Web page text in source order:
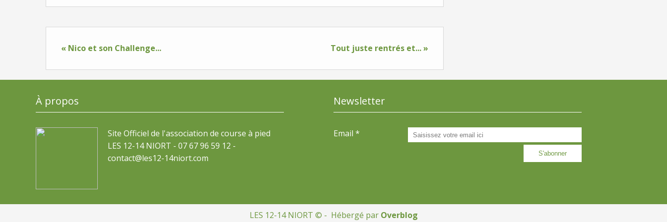
« Nico et son Challenge... Tout juste rentrés et... »
À propos
Site Officiel de l'association de course à pied
LES 12-14 NIORT - 07 67 96 59 12 -
contact@les12-14niort.com
Newsletter
Email
LES 12-14 NIORT © - Hébergé par Overblog